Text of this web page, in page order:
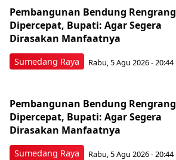
Sumedang Raya
Pembangunan Bendung Rengrang
Dipercepat, Bupati: Agar Segera
Dirasakan Manfaatnya
Rabu, 5 Agu 2026 - 20:44
Sumedang Raya
Pembangunan Bendung Rengrang
Dipercepat, Bupati: Agar Segera
Dirasakan Manfaatnya
Rabu, 5 Agu 2026 - 20:44